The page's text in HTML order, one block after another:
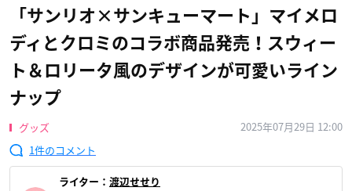
「サンリオ×サンキューマート」マイメロ
ディとクロミのコラボ商品発売！スウィー
ト＆ロリータ風のデザインが可愛いライン
ナップ
グッズ
2025年07月29日 12:00
1
ライター： 渡辺せせり